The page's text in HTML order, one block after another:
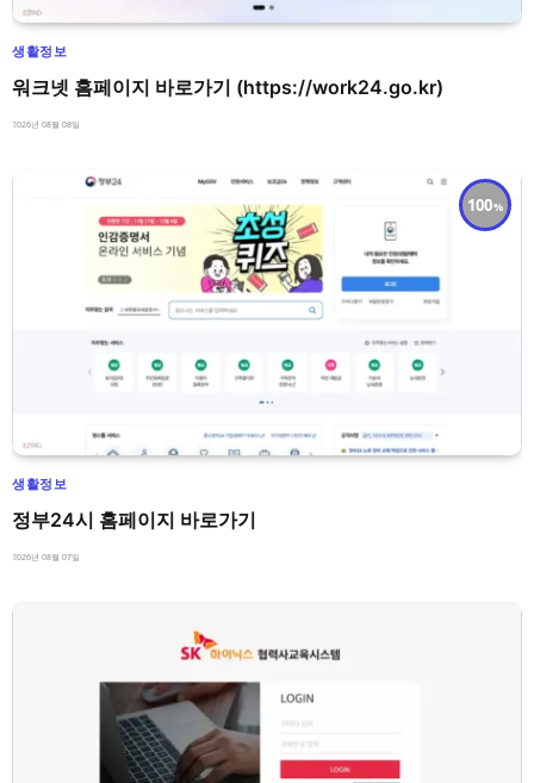
생활정보
워크넷 홈페이지 바로가기 (https://work24.go.kr)
2026년 08월 08일
100
생활정보
정부24시 홈페이지 바로가기
2026년 08월 07일